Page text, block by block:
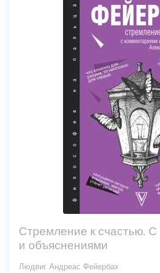
Стремление к счастью.
и объяснениями
Людвиг Андреас Фейербах